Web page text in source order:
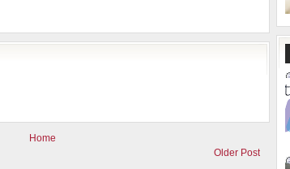
Older Post
Home